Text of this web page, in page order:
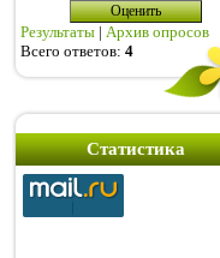
Результаты | Архив опросов
Всего ответов: 4
Статистика